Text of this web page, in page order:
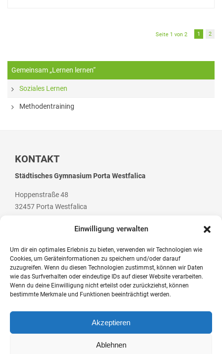
Einwilligung verwalten
Um dir ein optimales Erlebnis zu bieten, verwenden wir Technologien wie
Cookies, um Geräteinformationen zu speichern und/oder darauf
zuzugreifen. Wenn du diesen Technologien zustimmst, können wir Daten
wie das Surfverhalten oder eindeutige IDs auf dieser Website verarbeiten.
Wenn du deine Einwilligung nicht erteilst oder zurückziehst, können
bestimmte Merkmale und Funktionen beeinträchtigt werden.
Akzeptieren
Ablehnen
Seite 1 von 2 1 2
Gemeinsam „Lernen lernen“
Soziales Lernen
Methodentraining
KONTAKT
Städtisches Gymnasium Porta Westfalica
Hoppenstraße 48
32457 Porta Westfalica
Telefon: +49 (0) 5 71 / 79 84 70
Telefax: +49 (0) 5 71 / 7 07 94
E-Mail: post@gym-pw.de
© 2026 Städtisches Gymnasium Porta Westfalica
Datenschutzerklärung